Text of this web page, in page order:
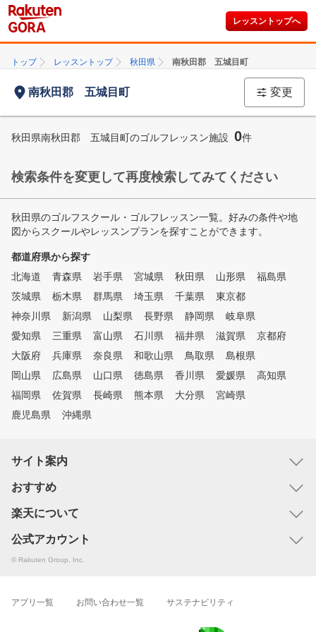
レッスントップへ
トップ レッスントップ 秋田県 南秋田郡 五城目町
南秋田郡 五城目町 変更
秋田県南秋田郡 五城目町のゴルフレッスン施設 0件
検索条件を変更して再度検索してみてください
秋田県のゴルフスクール・ゴルフレッスン一覧。好みの条件や地
図からスクールやレッスンプランを探すことができます。
都道府県から探す
北海道
青森県 岩手県 宮城県 秋田県 山形県
福島県
茨城県
栃木県 群馬県 埼玉県 千葉県
東京都
神奈川県
新潟県 山梨県 長野県 静岡県
岐阜県
愛知県
三重県 富山県 石川県 福井県 滋賀県
京都府
大阪府
兵庫県 奈良県 和歌山県 鳥取県
島根県
岡山県
広島県 山口県 徳島県 香川県 愛媛県
高知県
福岡県
佐賀県 長崎県 熊本県 大分県
宮崎県
鹿児島県
沖縄県
サイト案内
おすすめ
楽天について
公式アカウント
© Rakuten Group, Inc.
アプリ一覧 お問い合わせ一覧 サステナビリティ